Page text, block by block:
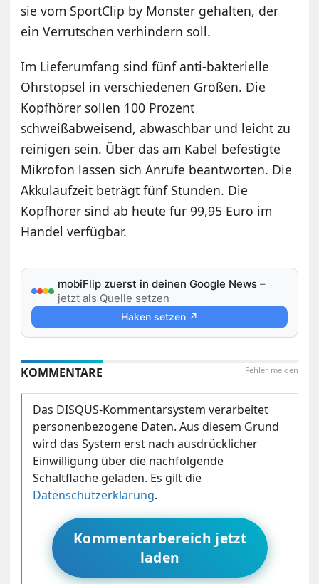
sie vom SportClip by Monster gehalten, der
ein Verrutschen verhindern soll.
Im Lieferumfang sind fünf anti-bakterielle
Ohrstöpsel in verschiedenen Größen. Die
Kopfhörer sollen 100 Prozent
schweißabweisend, abwaschbar und leicht zu
reinigen sein. Über das am Kabel befestigte
Mikrofon lassen sich Anrufe beantworten. Die
Akkulaufzeit beträgt fünf Stunden. Die
Kopfhörer sind ab heute für 99,95 Euro im
Handel verfügbar.
mobiFlip zuerst in deinen Google News –
jetzt als Quelle setzen
Haken setzen ↗
Fehler melden
KOMMENTARE
Das DISQUS-Kommentarsystem verarbeitet
personenbezogene Daten. Aus diesem Grund
wird das System erst nach ausdrücklicher
Einwilligung über die nachfolgende
Schaltfläche geladen. Es gilt die
Datenschutzerklärung.
Kommentarbereich jetzt
laden